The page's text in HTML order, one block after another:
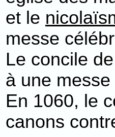
et le
messe
Le concile
à une
En 1060, le
canons